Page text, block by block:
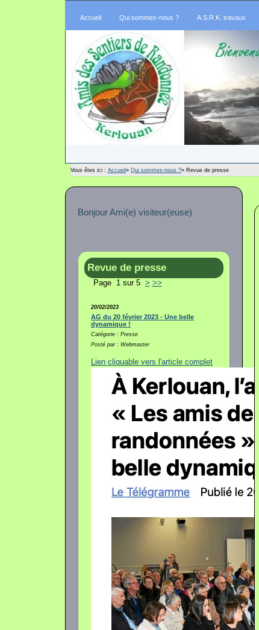
Accueil Qui sommes-nous ? A.S.R.K. travaux
Vous êtes ici : Accueil » Qui sommes-nous ?» Revue de presse
Bonjour Ami(e) visiteur(euse)
Revue de presse
Page 1 sur 5 > >>
20/02/2023
AG du 20 février 2023 - Une belle
dynamique !
Catégorie : Presse
Posté par : Webmaster
Lien cliquable vers l'article complet